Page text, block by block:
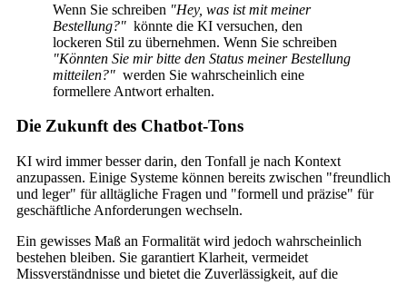
Wenn Sie schreiben "Hey, was ist mit meiner
Bestellung?" könnte die KI versuchen, den
lockeren Stil zu übernehmen. Wenn Sie schreiben
"Könnten Sie mir bitte den Status meiner Bestellung
mitteilen?" werden Sie wahrscheinlich eine
formellere Antwort erhalten.
Die Zukunft des Chatbot-Tons
KI wird immer besser darin, den Tonfall je nach Kontext
anzupassen. Einige Systeme können bereits zwischen "freundlich
und leger" für alltägliche Fragen und "formell und präzise" für
geschäftliche Anforderungen wechseln.
Ein gewisses Maß an Formalität wird jedoch wahrscheinlich
bestehen bleiben. Sie garantiert Klarheit, vermeidet
Missverständnisse und bietet die Zuverlässigkeit, auf die